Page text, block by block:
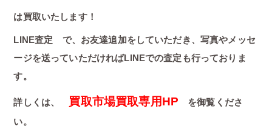
は買取いたします！
LINE査定 で、お友達追加をしていただき、写真やメッセ
ージを送っていただければLINEでの査定も行っておりま
す。
詳しくは、 買取市場買取専用HP を御覧くださ
い。